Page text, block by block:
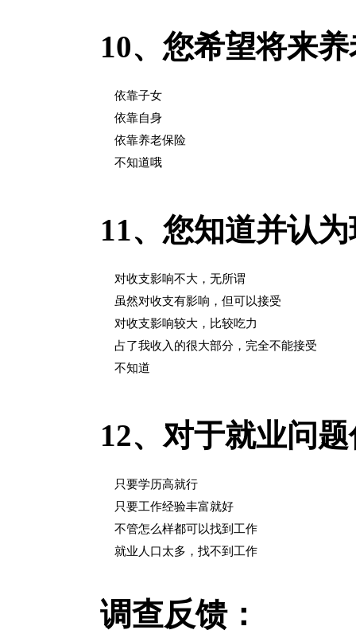
10、 您希望将来
依靠子女
依靠自身
依靠养老保险
不知道哦
11、 您知道并认
对收支影响不大，无所谓
虽然对收支有影响，但可以接受
对收支影响较大，比较吃力
占了我收入的很大部分，完全不能接受
不知道
12、 对于就业问
只要学历高就行
只要工作经验丰富就好
不管怎么样都可以找到工作
就业人口太多，找不到工作
调查反馈：